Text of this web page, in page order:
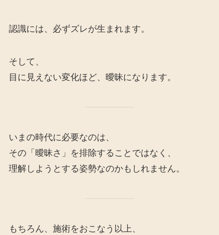
認識には、必ずズレが生まれます。
そして、
目に見えない変化ほど、曖昧になります。
いまの時代に必要なのは、
その「曖昧さ」を排除することではなく、
理解しようとする姿勢なのかもしれません。
もちろん、施術をおこなう以上、